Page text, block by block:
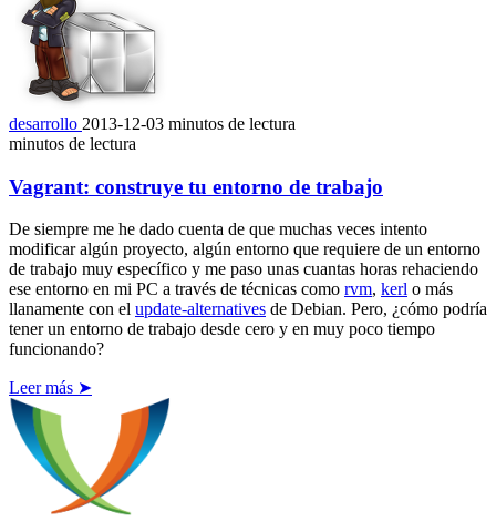
desarrollo 2013-12-03 minutos de lectura
minutos de lectura
Vagrant: construye tu entorno de trabajo
De siempre me he dado cuenta de que muchas veces intento
modificar algún proyecto, algún entorno que requiere de un entorno
de trabajo muy específico y me paso unas cuantas horas rehaciendo
ese entorno en mi PC a través de técnicas como rvm, kerl o más
llanamente con el update-alternatives de Debian. Pero, ¿cómo podría
tener un entorno de trabajo desde cero y en muy poco tiempo
funcionando?
Leer más ➤